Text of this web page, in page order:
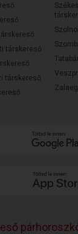
társkereső
társkereső